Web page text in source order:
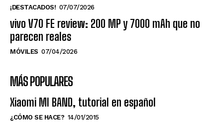
¡DESTACADOS! 07/07/2026
vivo V70 FE review: 200 MP y 7000 mAh que no
parecen reales
MÓVILES 07/04/2026
MÁS POPULARES
Xiaomi MI BAND, tutorial en español
¿CÓMO SE HACE? 14/01/2015